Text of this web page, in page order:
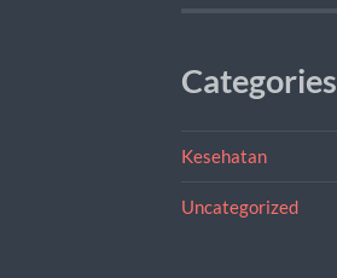
Categories
Kesehatan
Uncategorized